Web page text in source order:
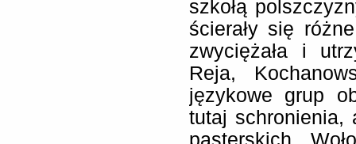
szkołą
ścierały się
zwyciężała i
Reja,
językowe grup
tutaj schronienia,
pasterskich